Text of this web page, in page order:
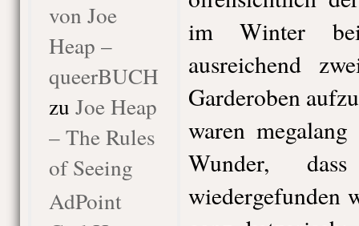
von Joe
Heap –
queerBUCH
zu Joe Heap
– The Rules
of Seeing
AdPoint
im Winter
ausreichend
Garderoben
waren
Wunder,
wiedergefunden